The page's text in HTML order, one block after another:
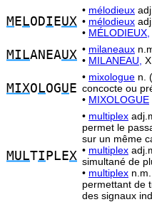
M E LODI EUX
• mélodieux
• mélodieux
• MÉLODIEUX,
MILANEAUX • milaneaux
• MILANEAU,
MIXO LOGU E
• mixologue n.
concocte ou
• MIXOLOGUE
MULTI PLEX
• multiplex
permet le
sur un même
• multiplex
simultané de
• multiplex
permettant de
des signaux